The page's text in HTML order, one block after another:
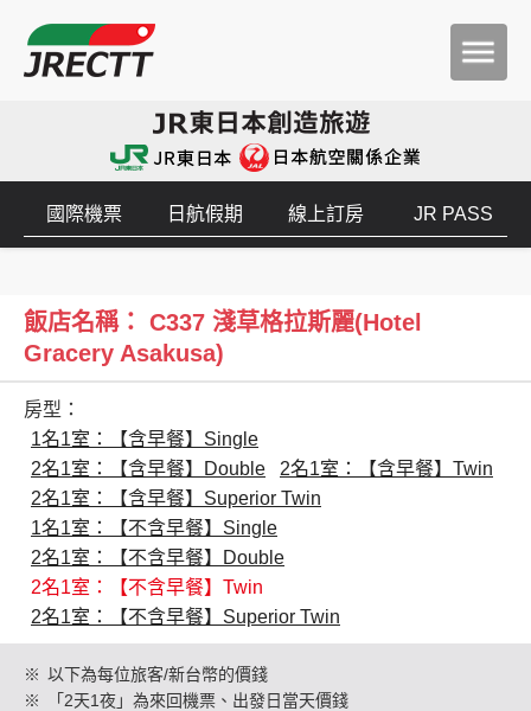
創造旅遊
國際機票 日航假期 線上訂房 JR PASS
飯店名稱： C337 淺草格拉斯麗(Hotel
Gracery Asakusa)
房型：
1名1室：【含早餐】Single
2名1室：【含早餐】Double
2名1室：【含早餐】Twin
2名1室：【含早餐】Superior Twin
1名1室：【不含早餐】Single
2名1室：【不含早餐】Double
2名1室：【不含早餐】Twin
2名1室：【不含早餐】Superior Twin
※ 以下為每位旅客/新台幣的價錢
※
「2天1夜」為來回機票、出發日當天價錢